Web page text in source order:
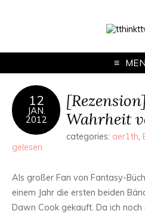
12
JAN.
2012
Wahrheit
categories: aer1th,
gelesen
Als großer Fan von Fantasy-
einem Jahr die ersten beiden
Dawn Cook gekauft. Da ich noch